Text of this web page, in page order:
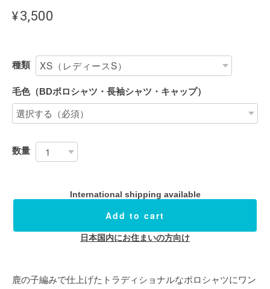
¥3,500
種類
毛色（BDポロシャツ・長袖シャツ・キャップ）
数量
International shipping available
Add to cart
日本国内にお住まいの方向け
鹿の子編みで仕上げたトラディショナルなポロシャツにワン